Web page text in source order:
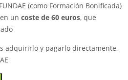
(como Formación Bonificada)
un coste de 60 euros, que
adquirirlo y pagarlo directamente,